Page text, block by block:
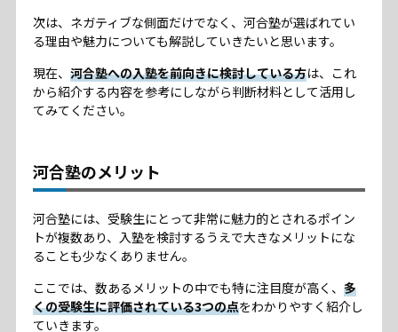
次は、ネガティブな側面だけでなく、河合塾が選ばれてい
る理由や魅力についても解説していきたいと思います。
現在、 河合塾への入塾を前向きに検討している方は、これ
から紹介する内容を参考にしながら判断材料として活用し
てみてください。
河合塾のメリット
河合塾には、受験生にとって非常に魅力的とされるポイン
トが複数あり、入塾を検討するうえで大きなメリットにな
ることも少なくありません。
ここでは、数あるメリットの中でも特に注目度が高く、 多
くの受験生に評価されている3つの点をわかりやすく紹介し
ていきます。